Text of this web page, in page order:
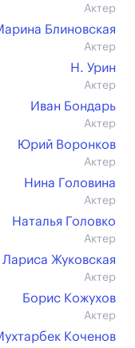
Актер
Блиновская
Актер
Н. Урин
Актер
Иван Бондарь
Актер
Юрий Воронков
Актер
Нина Головина
Актер
Наталья Головко
Актер
Лариса Жуковская
Актер
Борис Кожухов
Актер
Коченов